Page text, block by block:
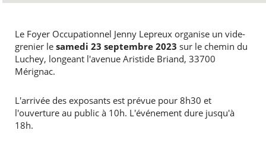
Le Foyer Occupationnel Jenny Lepreux organise un vide-
grenier lesamedi 23 septembre 2023 sur le chemin du
Luchey, longeant l'avenue Aristide Briand, 33700
Mérignac.
L'arrivée des exposants est prévue pour 8h30 et
l'ouverture au public à 10h. L'événement dure jusqu'à
18h.